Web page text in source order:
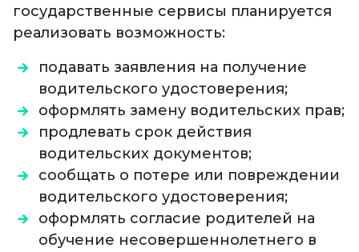
государственные сервисы планируется
реализовать возможность:
подавать заявления на получение
водительского удостоверения;
оформлять замену водительских прав;
продлевать срок действия
водительских документов;
сообщать о потере или повреждении
водительского удостоверения;
оформлять согласие родителей на
обучение несовершеннолетнего в